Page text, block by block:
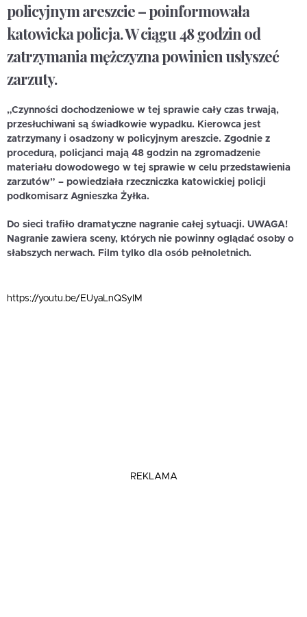
policyjnym areszcie – poinformowała
katowicka policja. W ciągu 48 godzin od
zatrzymania mężczyzna powinien usłyszeć
zarzuty.
„Czynności dochodzeniowe w tej sprawie cały czas trwają,
przesłuchiwani są świadkowie wypadku. Kierowca jest
zatrzymany i osadzony w policyjnym areszcie. Zgodnie z
procedurą, policjanci mają 48 godzin na zgromadzenie
materiału dowodowego w tej sprawie w celu przedstawienia
zarzutów” – powiedziała rzeczniczka katowickiej policji
podkomisarz Agnieszka Żyłka.
Do sieci trafiło dramatyczne nagranie całej sytuacji. UWAGA!
Nagranie zawiera sceny, których nie powinny oglądać osoby o
słabszych nerwach. Film tylko dla osób pełnoletnich.
https://youtu.be/EUyaLnQSyIM
REKLAMA